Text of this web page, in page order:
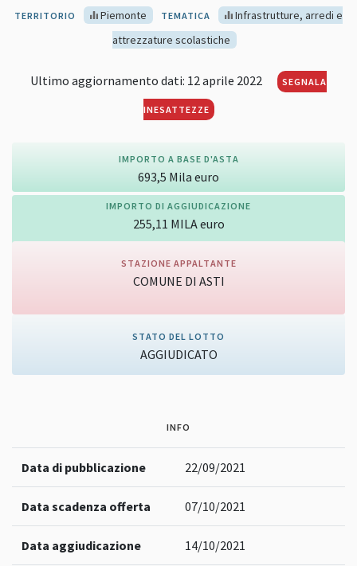
TERRITORIO Piemonte TEMATICA
Infrastrutture, arredi e
attrezzature scolastiche
Ultimo aggiornamento dati: 12 aprile 2022 SEGNALA
INESATTEZZE
IMPORTO A BASE D'ASTA
693,5 Milaeuro
IMPORTO DI AGGIUDICAZIONE
255,11 MILAeuro
STAZIONE APPALTANTE
COMUNE DI ASTI
STATO DEL LOTTO
AGGIUDICATO
INFO
Data di pubblicazione 22/09/2021
Data scadenza offerta 07/10/2021
Data aggiudicazione 14/10/2021